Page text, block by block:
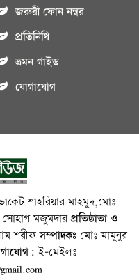
জরুরী ফোন নম্বর
প্রতিনিধি
ভ্রমন গাইড
যোগাযোগ
শাহরিয়ার মাহমুদ,মোঃ
সোহাগ মজুমদারপ্রতিষ্ঠাতা ও
শরীফসম্পাদকঃ মোঃ মামুনুর
ই-মেইলঃ